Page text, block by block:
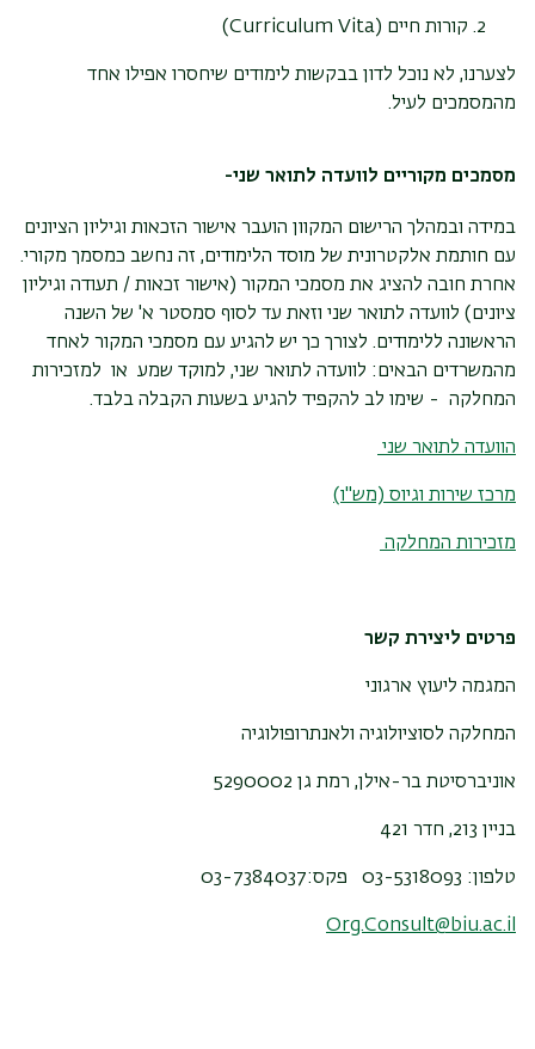
קורות חיים (Curriculum Vita
)
לצערנו, לא נוכל לדון בבקשות לימודים שיחסרו אפילו אחד
מהמסמכים לעיל.
מסמכים מקוריים לוועדה לתואר שני-
במידה ובמהלך הרישום המקוון הועבר אישור הזכאות וגיליון הציונים
עם חותמת אלקטרונית של מוסד הלימודים, זה נחשב כמסמך מקורי.
אחרת חובה להציג את מסמכי המקור (אישור זכאות / תעודה וגיליון
ציונים) לוועדה לתואר שני וזאת עד לסוף סמסטר א' של השנה
הראשונה ללימודים. לצורך כך יש להגיע עם מסמכי המקור לאחד
מהמשרדים הבאים: לוועדה לתואר שני, למוקד שמע או למזכירות
המחלקה - שימו לב להקפיד להגיע בשעות הקבלה בלבד.
הוועדה לתואר שני
מרכז שירות וגיוס (מש"ו)
מזכירות המחלקה
פרטים ליצירת קשר
המגמה ליעוץ ארגוני
המחלקה לסוציולוגיה ולאנתרופולוגיה
אוניברסיטת בר-אילן, רמת גן 5290002
בניין 213, חדר 421
טלפון: 03-5318093 פקס:03-7384037
Org.Consult@biu.ac.il